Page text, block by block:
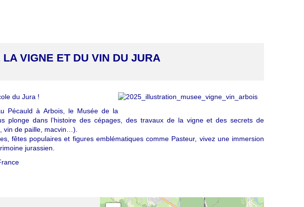
LA VIGNE ET DU VIN DU JURA
du Jura !
Pécauld à Arbois, le Musée de la
plonge dans l’histoire des cépages, des travaux de la vigne et des secrets de
vin de paille, macvin…).
fêtes populaires et figures emblématiques comme Pasteur, vivez une immersion
jurassien.